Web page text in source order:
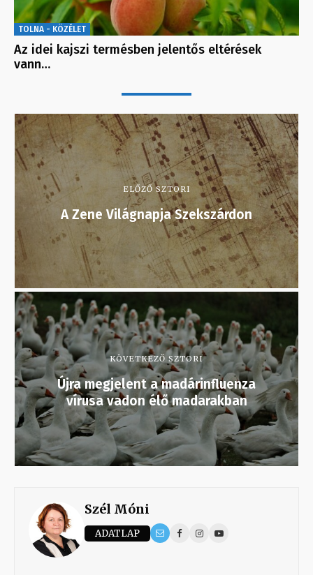
TOLNA - KÖZÉLET
Az idei kajszi termésben jelentős eltérések
vann…
ELŐZŐ SZTORI
A Zene Világnapja Szekszárdon
KÖVETKEZŐ SZTORI
Újra megjelent a madárinfluenza
vírusa vadon élő madarakban
Szél Móni
ADATLAP